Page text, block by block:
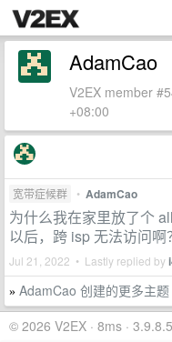
AdamCao
V2EX member
+08:00
宽带症候群 • AdamCao
为什么我在家里放了个
以后，跨 isp 无法访问啊
Jul 21, 2022 • Lastly replied by
» AdamCao 创建的更多主题
© 2026 V2EX · 8ms · 3.9.8.5